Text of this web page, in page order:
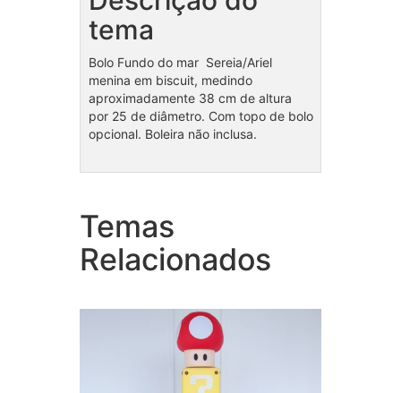
tema
Bolo Fundo do mar Sereia/Ariel
menina em biscuit, medindo
aproximadamente 38 cm de altura
por 25 de diâmetro. Com topo de bolo
opcional. Boleira não inclusa.
Temas
Relacionados
Bolo fake Mario Bross